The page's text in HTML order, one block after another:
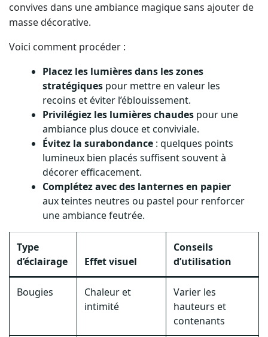
convives dans une ambiance magique sans ajouter de
masse décorative.
Voici comment procéder :
Placez les lumières dans les zones
stratégiques pour mettre en valeur les
recoins et éviter l’éblouissement.
Privilégiez les lumières chaudes pour une
ambiance plus douce et conviviale.
Évitez la surabondance : quelques points
lumineux bien placés suffisent souvent à
décorer efficacement.
Complétez avec des lanternes en papier
aux teintes neutres ou pastel pour renforcer
une ambiance feutrée.
Type
d’éclairage
Effet visuel
Conseils
d’utilisation
Bougies
Chaleur et
intimité
Varier les
hauteurs et
contenants